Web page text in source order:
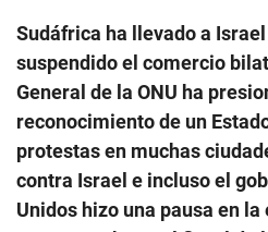
Sudáfrica ha llevado a
suspendido el comercio
General de la ONU ha
reconocimiento de un
protestas en muchas
contra Israel e incluso el
Unidos hizo una pausa en